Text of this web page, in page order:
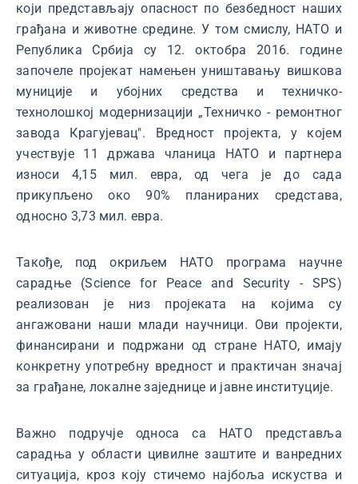
који представљају опасност по безбедност наших
грађана и животне средине. У том смислу, НАТО и
Република Србија су 12. октобра 2016. године
започеле пројекат намењен уништавању вишкова
муниције и убојних средства и техничко-
технолошкој модернизацији „Техничко - ремонтног
завода Крагујевац". Вредност пројекта, у којем
учествује 11 држава чланица НАТО и партнера
износи 4,15 мил. евра, од чега је до сада
прикупљено око 90% планираних средстава,
односно 3,73 мил. евра.
Такође, под окриљем НАТО програма научне
сарадње (Science for Peace and Security - SPS)
реализован је низ пројеката на којима су
ангажовани наши млади научници. Ови пројекти,
финансирани и подржани од стране НАТО, имају
конкретну употребну вредност и практичан значај
за грађане, локалне заједнице и јавне институције.
Важно подручје односа са НАТО представља
сарадња у области цивилне заштите и ванредних
ситуација, кроз коју стичемо најбоља искуства и